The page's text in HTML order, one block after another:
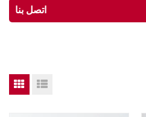
اتصل بنا